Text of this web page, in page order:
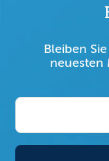
Bleiben
neuesten